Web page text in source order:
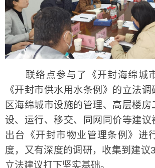
联络点参与了《开封海绵城
《开封市供水用水条例》的立法
区海绵城市设施的管理、高层楼房
设、运行、移交、同网同价等建议
出台《开封市物业管理条例》进
度，又有深度的调研，收集到建议
立法建议打下坚实基础。